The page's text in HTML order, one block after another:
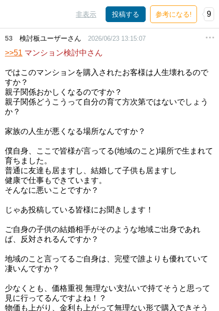
非表示 投稿する 参考になる! 9
53 検討板ユーザーさん 2026/06/23 13:15:07
>>51 マンション検討中さん
ではこのマンションを購入されたお客様は人生壊れるので
すか？
親子関係おかしくなるのですか？
親子関係どうこうって自分の育て方次第ではないでしょう
か？
家族の人生が悪くなる場所なんですか？
僕自身、ここで皆様が言ってる(地域のこと)場所で生まれて
育ちました。
普通に友達も居ますし、結婚して子供も居ますし
健康で仕事もできています。
そんなに悪いことですか？
じゃあ投稿している皆様にお聞きします！
ご自身の子供の結婚相手がそのような地域ご出身であれ
ば、反対されるんですか？
地域のこと言ってるご自身は、完璧で誰よりも優れていて
凄いんですか？
少なくとも、価格重視 無理ない支払いで持てそうと思って
見に行ってるんですよね！？
物価も上がり、金利も上がって無理ない形で購入できそう